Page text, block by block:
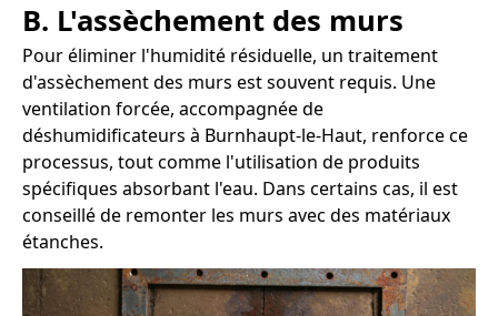
B. L'assèchement des murs
Pour éliminer l'humidité résiduelle, un traitement
d'assèchement des murs est souvent requis. Une
ventilation forcée, accompagnée de
déshumidificateurs à Burnhaupt-le-Haut, renforce ce
processus, tout comme l'utilisation de produits
spécifiques absorbant l'eau. Dans certains cas, il est
conseillé de remonter les murs avec des matériaux
étanches.